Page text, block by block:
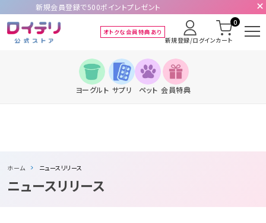
新規会員登録で500ポイントプレゼント
オトクな会員特典あり
新規登録/ログインカート
0
ヨーグルト サプリ ペット 会員特典
ホーム ニュースリリース
ニュースリリース